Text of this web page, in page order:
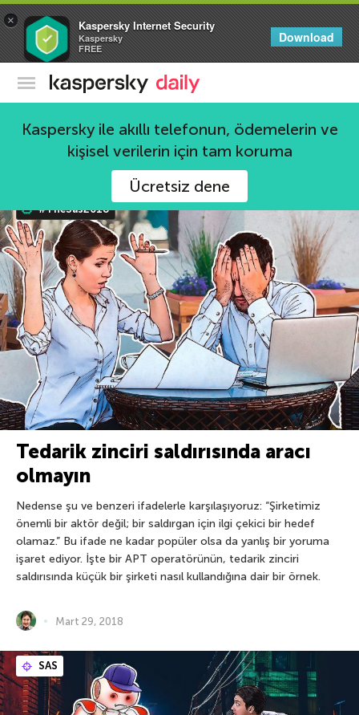
× Kaspersky Internet Security
Kaspersky
FREE
Download
Kaspersky Resmi Blogu
Kaspersky ile akıllı telefonun, ödemelerin ve
kişisel verilerin için tam koruma
Ücretsiz dene
SAS
#TheSas2018
Tedarik zinciri saldırısında aracı
olmayın
Nedense şu ve benzeri ifadelerle karşılaşıyoruz: “Şirketimiz
önemli bir aktör değil; bir saldırgan için ilgi çekici bir hedef
olamaz.” Bu ifade ne kadar popüler olsa da yanlış bir yoruma
işaret ediyor. İşte bir APT operatörünün, tedarik zinciri
saldırısında küçük bir şirketi nasıl kullandığına dair bir örnek.
Mart 29, 2018
SAS